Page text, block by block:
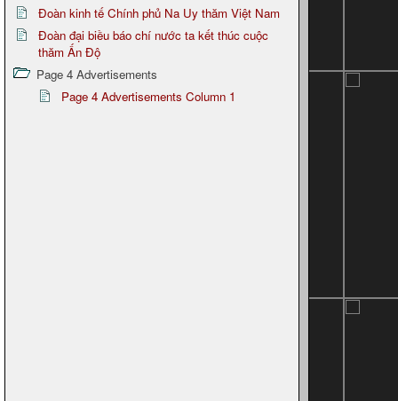
Đoàn kinh tế Chính phủ Na Uy thăm Việt Nam
Đoàn đại biều báo chí nước ta kết thúc cuộc
thăm Ấn Độ
Page 4 Advertisements
Page 4 Advertisements Column 1